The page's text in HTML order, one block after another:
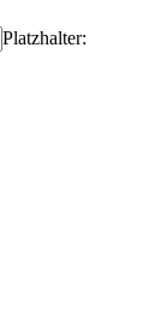
Platzhalter: